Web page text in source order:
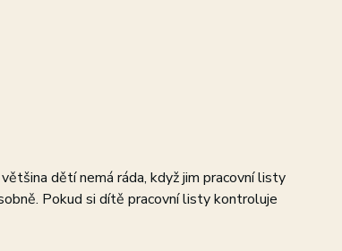
dětí nemá ráda, když jim pracovní listy
Pokud si dítě pracovní listy kontroluje